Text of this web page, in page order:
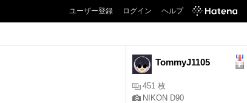
ユーザー登録 ログイン ヘルプ
TommyJ1105
451 枚
NIKON D90